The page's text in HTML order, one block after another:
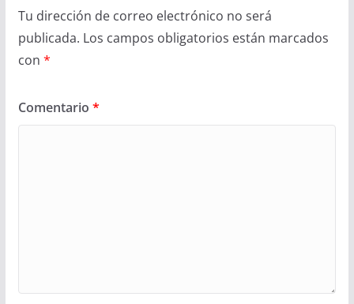
Tu dirección de correo electrónico no será
publicada. Los campos obligatorios están marcados
con *
Comentario *